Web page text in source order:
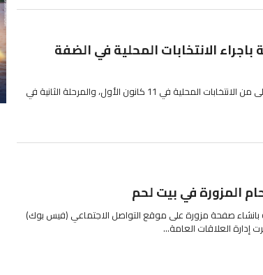
الانتخابات المحلية في الضفة
السلطة الفلسطينية تعتزم اجراء المرحلة الأولى من الانتخابات المحلية في 11 كانون الأول، والمرحلة الثانية في
المزورة في بيت لحم
صفحة مزورة على موقع التواصل الاجتماعي (فيس بوك)
العلاقات العامة...